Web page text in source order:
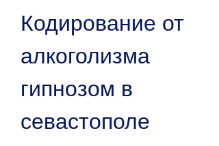
Кодирование от
алкоголизма
гипнозом в
севастополе